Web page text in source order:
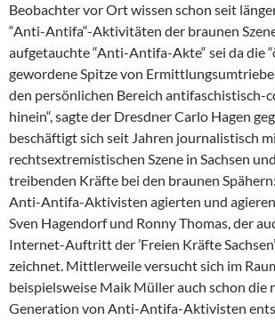
Beobachter vor Ort wissen schon seit
“Anti-Antifa“-Aktivitäten der braunen
aufgetauchte “Anti-Antifa-Akte“ sei da die
gewordene Spitze von
den persönlichen Bereich antifaschistisch-
hinein“, sagte der Dresdner Carlo Hagen
beschäftigt sich seit Jahren journalistisch
rechtsextremistischen Szene in Sachsen
treibenden Kräfte bei den braunen
Anti-Antifa-Aktivisten agierten und
Sven Hagendorf und Ronny Thomas, der
Internet-Auftritt der ’Freien Kräfte
zeichnet. Mittlerweile versucht sich im
beispielsweise Maik Müller auch schon die
Generation von Anti-Antifa-Aktivisten